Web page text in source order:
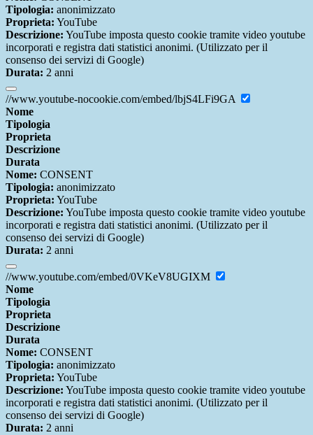
Tipologia: anonimizzato
Proprieta: YouTube
Descrizione: YouTube imposta questo cookie tramite video youtube
incorporati e registra dati statistici anonimi. (Utilizzato per il
consenso dei servizi di Google)
Durata: 2 anni
//www.youtube-nocookie.com/embed/lbjS4LFi9GA
Nome
Tipologia
Proprieta
Descrizione
Durata
Nome: CONSENT
Tipologia: anonimizzato
Proprieta: YouTube
Descrizione: YouTube imposta questo cookie tramite video youtube
incorporati e registra dati statistici anonimi. (Utilizzato per il
consenso dei servizi di Google)
Durata: 2 anni
//www.youtube.com/embed/0VKeV8UGIXM
Nome
Tipologia
Proprieta
Descrizione
Durata
Nome: CONSENT
Tipologia: anonimizzato
Proprieta: YouTube
Descrizione: YouTube imposta questo cookie tramite video youtube
incorporati e registra dati statistici anonimi. (Utilizzato per il
consenso dei servizi di Google)
Durata: 2 anni